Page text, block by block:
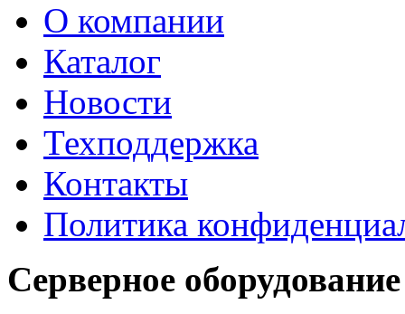
О компании
Каталог
Новости
Техподдержка
Контакты
Политика
Серверное оборудование